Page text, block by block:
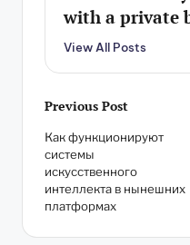
with a private
View All Posts
Post
navigation
Previous Post
Как функционируют
системы
искусственного
интеллекта в нынешних
платформах